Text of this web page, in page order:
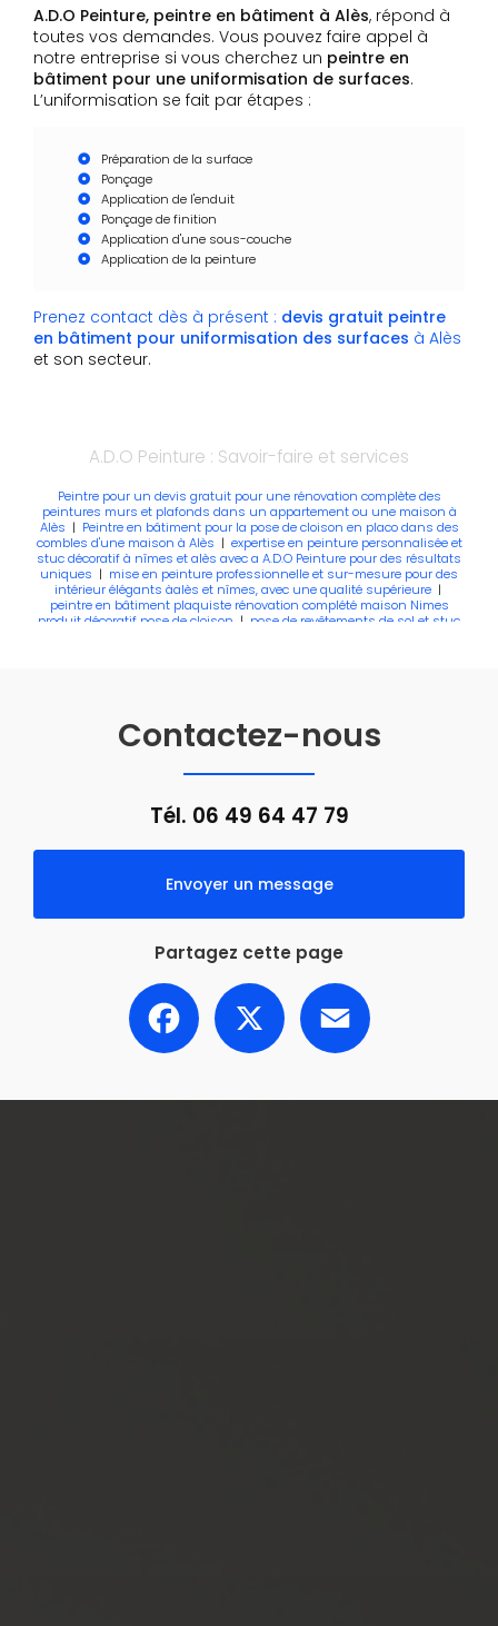
A.D.O Peinture, peintre en bâtiment à Alès, répond à
toutes vos demandes. Vous pouvez faire appel à
notre entreprise si vous cherchez un peintre en
bâtiment pour une uniformisation de surfaces.
L’uniformisation se fait par étapes :
Préparation de la surface
Ponçage
Application de l'enduit
Ponçage de finition
Application d'une sous-couche
Application de la peinture
Prenez contact dès à présent : devis gratuit peintre
en bâtiment pour uniformisation des surfaces à Alès
et son secteur.
A.D.O Peinture : Savoir-faire et services
Peintre pour un devis gratuit pour une rénovation complète des
peintures murs et plafonds dans un appartement ou une maison à
Alès | Peintre en bâtiment pour la pose de cloison en placo dans des
combles d'une maison à Alès | expertise en peinture personnalisée et
stuc décoratif à nîmes et alès avec a A.D.O Peinture pour des résultats
uniques | mise en peinture professionnelle et sur-mesure pour des
intérieur élégants àalès et nîmes, avec une qualité supérieure |
peintre en bâtiment plaquiste rénovation complété maison Nimes
produit décoratif pose de cloison | pose de revêtements de sol et stuc
Contactez-nous
Tél. 06 49 64 47 79
Envoyer un message
Partagez cette page
Facebook